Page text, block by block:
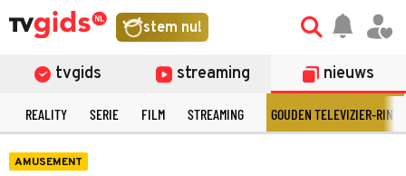
stem nu!
tvgids streaming nieuws
REALITY SERIE FILM STREAMING GOUDEN TELEVIZIER-RING
AMUSEMENT